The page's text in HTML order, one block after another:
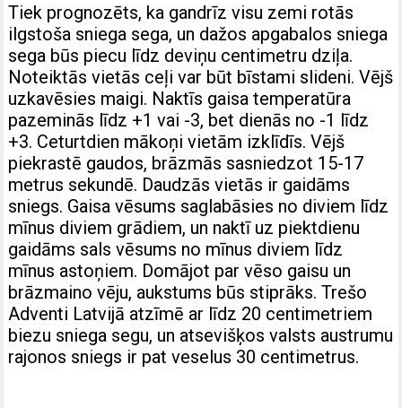
Tiek prognozēts, ka gandrīz visu zemi rotās
ilgstoša sniega sega, un dažos apgabalos sniega
sega būs piecu līdz deviņu centimetru dziļa.
Noteiktās vietās ceļi var būt bīstami slideni. Vējš
uzkavēsies maigi. Naktīs gaisa temperatūra
pazeminās līdz +1 vai -3, bet dienās no -1 līdz
+3. Ceturtdien mākoņi vietām izklīdīs. Vējš
piekrastē gaudos, brāzmās sasniedzot 15-17
metrus sekundē. Daudzās vietās ir gaidāms
sniegs. Gaisa vēsums saglabāsies no diviem līdz
mīnus diviem grādiem, un naktī uz piektdienu
gaidāms sals vēsums no mīnus diviem līdz
mīnus astoņiem. Domājot par vēso gaisu un
brāzmaino vēju, aukstums būs stiprāks. Trešo
Adventi Latvijā atzīmē ar līdz 20 centimetriem
biezu sniega segu, un atsevišķos valsts austrumu
rajonos sniegs ir pat veselus 30 centimetrus.